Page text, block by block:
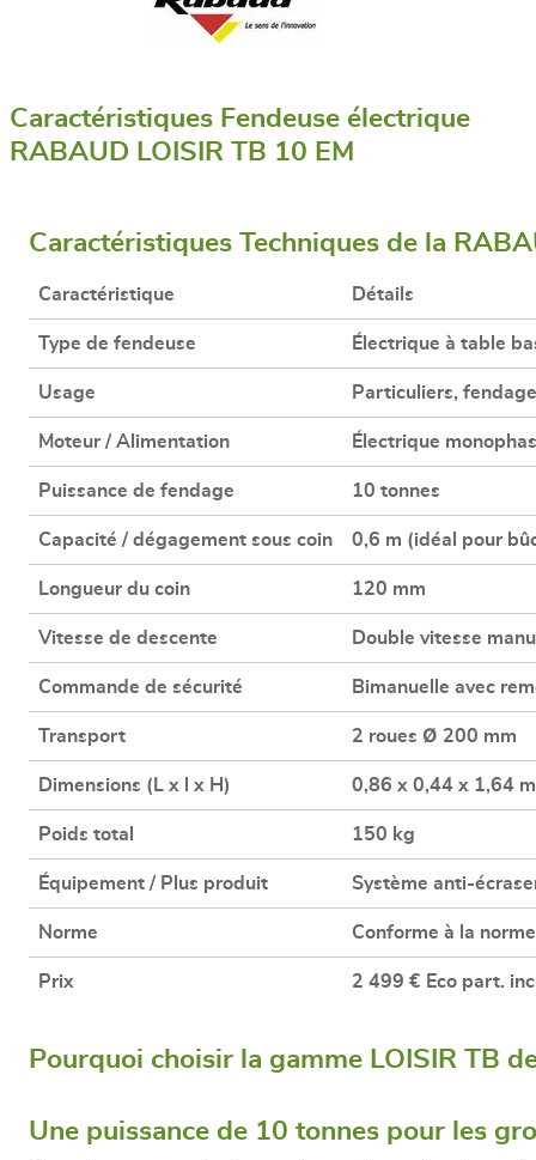
Caractéristiques Fendeuse électrique
RABAUD LOISIR TB 10 EM
Caractéristiques Techniques de la
Caractéristique Détails
Type de fendeuse Électrique à table
Usage Particuliers,
Moteur / Alimentation Électrique
Puissance de fendage 10 tonnes
Capacité / dégagement sous coin 0,6 m (idéal pour
Longueur du coin 120 mm
Vitesse de descente Double vitesse
Commande de sécurité Bimanuelle avec
Transport 2 roues Ø 200 mm
Dimensions (L x l x H) 0,86 x 0,44 x 1,64 m
Poids total 150 kg
Équipement / Plus produit Système anti-
Norme Conforme à la
Prix 2 499 € Eco part.
Pourquoi choisir la gamme LOISIR TB
Une puissance de 10 tonnes pour les